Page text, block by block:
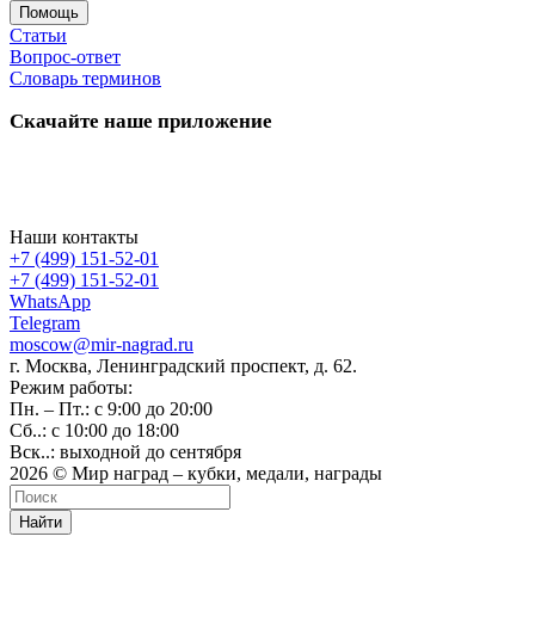
Помощь
Статьи
Вопрос-ответ
Словарь терминов
Скачайте наше приложение
Наши контакты
+7 (499) 151-52-01
+7 (499) 151-52-01
WhatsApp
Telegram
moscow@mir-nagrad.ru
г. Москва, Ленинградский проспект, д. 62.
Режим работы:
Пн. – Пт.: с 9:00 до 20:00
Сб..: с 10:00 до 18:00
Вск..: выходной до сентября
2026 © Мир наград – кубки, медали, награды
Найти